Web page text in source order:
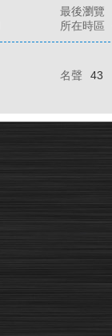
最後瀏覽
所在時區
名聲
43